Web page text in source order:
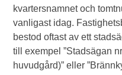
kvartersnamnet och
vanligast idag.
bestod oftast av ett
till exempel ”Stadsägan
huvudgård)” eller